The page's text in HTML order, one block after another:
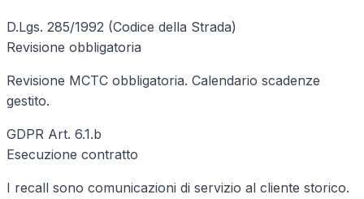
D.Lgs. 285/1992 (Codice della Strada)
Revisione obbligatoria
Revisione MCTC obbligatoria. Calendario scadenze
gestito.
GDPR Art. 6.1.b
Esecuzione contratto
I recall sono comunicazioni di servizio al cliente storico.